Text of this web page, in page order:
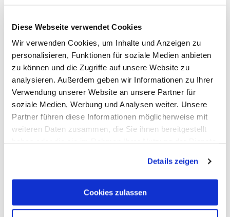
Diese Webseite verwendet Cookies
Wir verwenden Cookies, um Inhalte und Anzeigen zu
personalisieren, Funktionen für soziale Medien anbieten
zu können und die Zugriffe auf unsere Website zu
analysieren. Außerdem geben wir Informationen zu Ihrer
Verwendung unserer Website an unsere Partner für
soziale Medien, Werbung und Analysen weiter. Unsere
Partner führen diese Informationen möglicherweise mit
weiteren Daten zusammen, die Sie ihnen bereitgestellt
uns, die Cookies einzusetzen, welche unter "Details
zeigen" beschrieben werden. Sie können Ihre Einwilligung
jederzeit anpassen oder widerrufen. Damit Sie alle Inhalte
wie z.B. News sehen können, wählen Sie bitte „Cookies
Details zeigen
Cookies zulassen
Gesundheitswesen
Hochbauingenieur*innen
Einkäufer*innen
Infrastruktur: Brücken & Tunnel
Interoperabilität Sportstätten
Brückenbauingenieur*innen